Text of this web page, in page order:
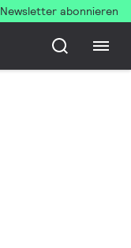
Newsletter abonnieren